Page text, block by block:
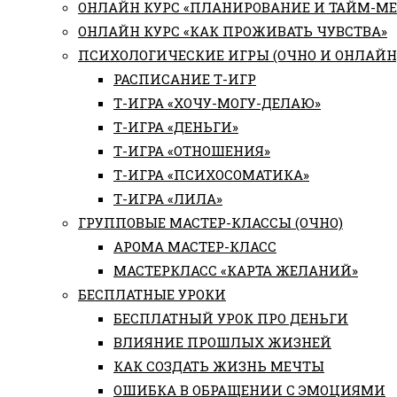
ОНЛАЙН КУРС «ПЛАНИРОВАНИЕ И ТАЙМ-
ОНЛАЙН КУРС «КАК ПРОЖИВАТЬ ЧУВСТВА»
ПСИХОЛОГИЧЕСКИЕ ИГРЫ (ОЧНО И
РАСПИСАНИЕ Т-ИГР
Т-ИГРА «ХОЧУ-МОГУ-ДЕЛАЮ»
Т-ИГРА «ДЕНЬГИ»
Т-ИГРА «ОТНОШЕНИЯ»
Т-ИГРА «ПСИХОСОМАТИКА»
Т-ИГРА «ЛИЛА»
ГРУППОВЫЕ МАСТЕР-КЛАССЫ (ОЧНО)
АРОМА МАСТЕР-КЛАСС
МАСТЕРКЛАСС «КАРТА ЖЕЛАНИЙ»
БЕСПЛАТНЫЕ УРОКИ
БЕСПЛАТНЫЙ УРОК ПРО ДЕНЬГИ
ВЛИЯНИЕ ПРОШЛЫХ ЖИЗНЕЙ
КАК СОЗДАТЬ ЖИЗНЬ МЕЧТЫ
ОШИБКА В ОБРАЩЕНИИ С ЭМОЦИЯМИ